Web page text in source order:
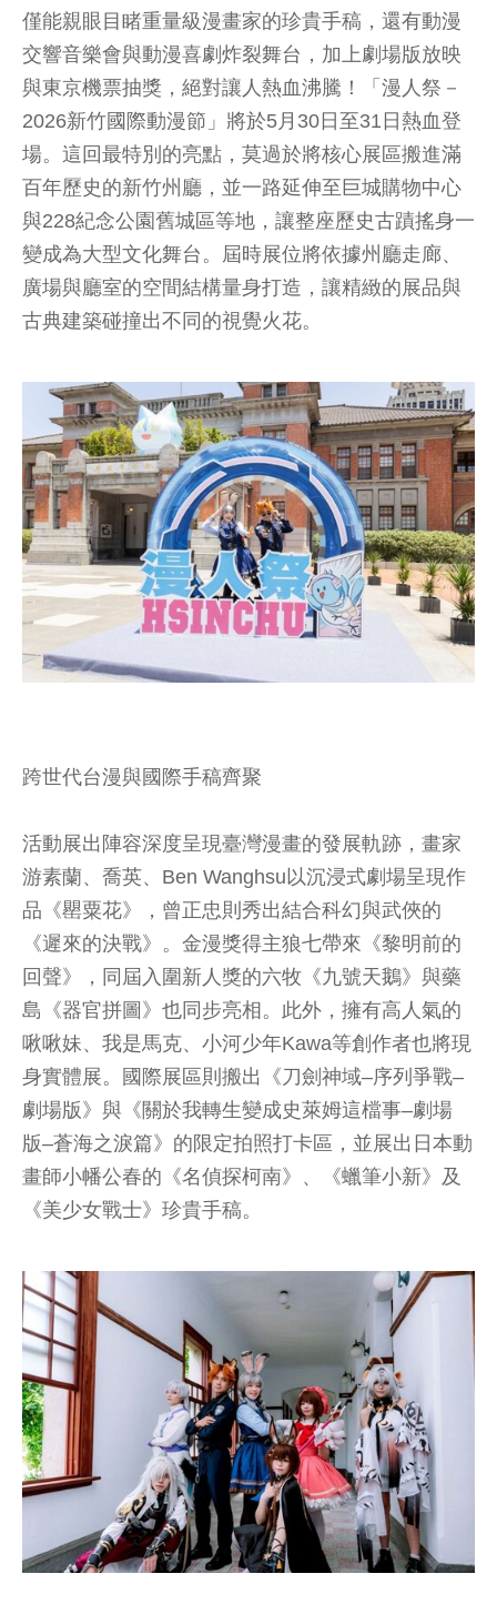
僅能親眼目睹重量級漫畫家的珍貴手稿，還有動漫
交響音樂會與動漫喜劇炸裂舞台，加上劇場版放映
與東京機票抽獎，絕對讓人熱血沸騰！「漫人祭－
2026新竹國際動漫節」將於5月30日至31日熱血登
場。這回最特別的亮點，莫過於將核心展區搬進滿
百年歷史的新竹州廳，並一路延伸至巨城購物中心
與228紀念公園舊城區等地，讓整座歷史古蹟搖身一
變成為大型文化舞台。屆時展位將依據州廳走廊、
廣場與廳室的空間結構量身打造，讓精緻的展品與
古典建築碰撞出不同的視覺火花。
跨世代台漫與國際手稿齊聚
活動展出陣容深度呈現臺灣漫畫的發展軌跡，畫家
游素蘭、喬英、Ben Wanghsu以沉浸式劇場呈現作
品《罌粟花》，曾正忠則秀出結合科幻與武俠的
《遲來的決戰》。金漫獎得主狼七帶來《黎明前的
回聲》，同屆入圍新人獎的六牧《九號天鵝》與藥
島《器官拼圖》也同步亮相。此外，擁有高人氣的
啾啾妹、我是馬克、小河少年Kawa等創作者也將現
身實體展。國際展區則搬出《刀劍神域–序列爭戰–
劇場版》與《關於我轉生變成史萊姆這檔事–劇場
版–蒼海之淚篇》的限定拍照打卡區，並展出日本動
畫師小幡公春的《名偵探柯南》、《蠟筆小新》及
《美少女戰士》珍貴手稿。